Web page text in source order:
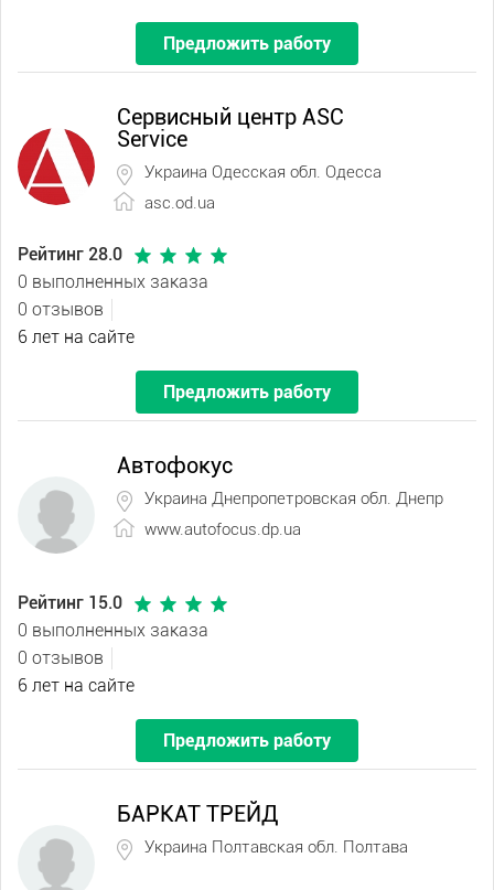
Предложить работу
Сервисный центр ASC
Service
Украина Одесская обл. Одесса
asc.od.ua
Рейтинг 28.0
0 выполненных заказа
0 отзывов
6 лет на сайте
Предложить работу
Автофокус
Украина Днепропетровская обл. Днепр
www.autofocus.dp.ua
Рейтинг 15.0
0 выполненных заказа
0 отзывов
6 лет на сайте
Предложить работу
БАРКАТ ТРЕЙД
Украина Полтавская обл. Полтава